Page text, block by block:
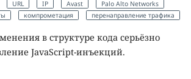
URL IP Avast
Palo Alto Networks
компрометация перенаправление трафика
в структуре кода серьёзно
JavaScript-инъекций.